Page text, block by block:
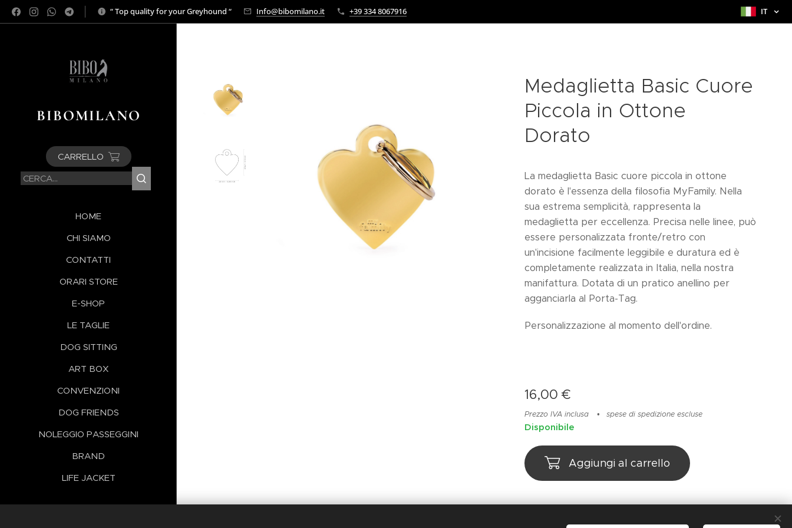
“ Top quality for your Greyhound “ Info@bibomilano.it +39 334 8067916 IT
BIBOMILANO
CARRELLO
HOME
CHI SIAMO
CONTATTI
ORARI STORE
E-SHOP
LE TAGLIE
DOG SITTING
ART BOX
CONVENZIONI
DOG FRIENDS
NOLEGGIO PASSEGGINI
BRAND
LIFE JACKET
Medaglietta Basic Cuore
Piccola in Ottone
Dorato
La medaglietta Basic cuore piccola in ottone
dorato è l'essenza della filosofia MyFamily. Nella
sua estrema semplicità, rappresenta la
medaglietta per eccellenza. Precisa nelle linee, può
essere personalizzata fronte/retro con
un'incisione facilmente leggibile e duratura ed è
completamente realizzata in Italia, nella nostra
manifattura. Dotata di un pratico anellino per
agganciarla al Porta-Tag.
Personalizzazione al momento dell'ordine.
16,00 €
Prezzo IVA inclusa spese di spedizione escluse
Disponibile
Aggiungi al carrello